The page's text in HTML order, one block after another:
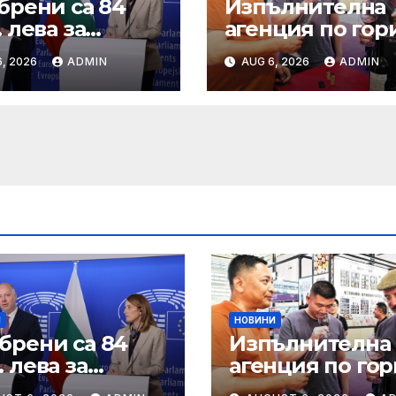
са 84
за
към
и птици
2026 ADMIN
Изпълнителна
агенция по
| Новини
AUG 6, 2026 ADMIN
са 84
за
НОВИНИ
Изпълнителна
агенция по
| Новини